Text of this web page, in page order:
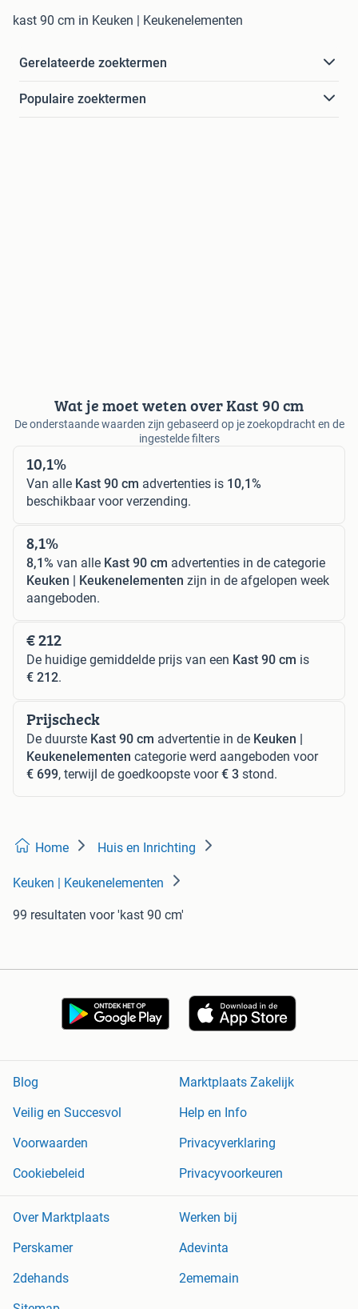
kast 90 cm in Keuken | Keukenelementen
Gerelateerde zoektermen
Populaire zoektermen
Wat je moet weten over Kast 90 cm
De onderstaande waarden zijn gebaseerd op je zoekopdracht en de
ingestelde filters
10,1%
Van alle Kast 90 cm advertenties is 10,1%
beschikbaar voor verzending.
8,1%
8,1% van alle Kast 90 cm advertenties in de categorie
Keuken | Keukenelementen zijn in de afgelopen week
aangeboden.
€ 212
De huidige gemiddelde prijs van een Kast 90 cm is
€ 212.
Prijscheck
De duurste Kast 90 cm advertentie in de Keuken |
Keukenelementen categorie werd aangeboden voor
€ 699, terwijl de goedkoopste voor€ 3 stond.
Home Huis en Inrichting
Keuken | Keukenelementen
99 resultaten voor 'kast 90 cm'
Blog
Marktplaats Zakelijk
Veilig en Succesvol
Help en Info
Voorwaarden
Privacyverklaring
Cookiebeleid
Privacyvoorkeuren
Over Marktplaats
Werken bij
Perskamer
Adevinta
2dehands
2ememain